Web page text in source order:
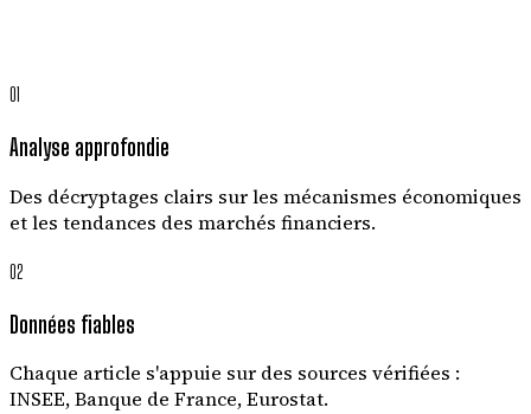
01
Analyse approfondie
Des décryptages clairs sur les mécanismes économiques
et les tendances des marchés financiers.
02
Données fiables
Chaque article s'appuie sur des sources vérifiées :
INSEE, Banque de France, Eurostat.